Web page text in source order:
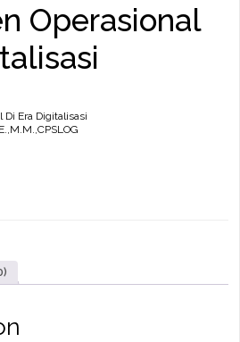
Operasional
Di Era Digitalisasi